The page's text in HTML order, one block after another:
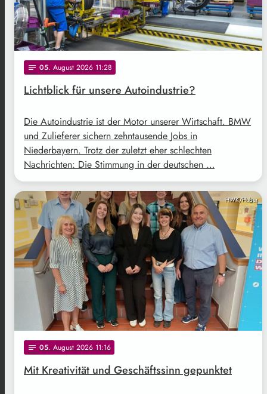
notes 05. August 2026 11:28
Lichtblick für unsere Autoindustrie?
Die Autoindustrie ist der Motor unserer Wirtschaft. BMW
und Zulieferer sichern zehntausende Jobs in
Niederbayern. Trotz der zuletzt eher schlechten
Nachrichten: Die Stimmung in der deutschen …
HWK/Huber
notes 05. August 2026 11:16
Mit Kreativität und Geschäftssinn gepunktet